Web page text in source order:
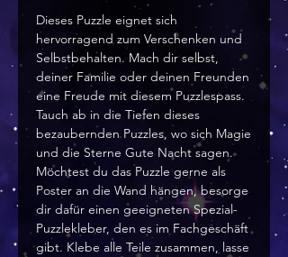
Dieses Puzzle eignet sich
hervorragend zum Verschenken und
Selbstbehalten. Mach dir selbst,
deiner Familie oder deinen Freunden
eine Freude mit diesem Puzzlespass.
Tauch ab in die Tiefen dieses
bezaubernden Puzzles, wo sich Magie
und die Sterne Gute Nacht sagen.
Möchtest du das Puzzle gerne als
Poster an die Wand hängen, besorge
dir dafür einen geeigneten Spezial-
Puzzlekleber, den es im Fachgeschäft
gibt. Klebe alle Teile zusammen, lasse